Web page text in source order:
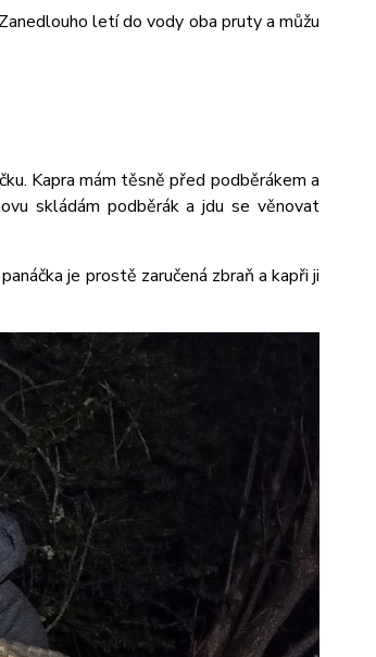
letí do vody oba pruty a můžu
Kapra mám těsně před podběrákem a
skládám podběrák a jdu se věnovat
je prostě zaručená zbraň a kapři ji